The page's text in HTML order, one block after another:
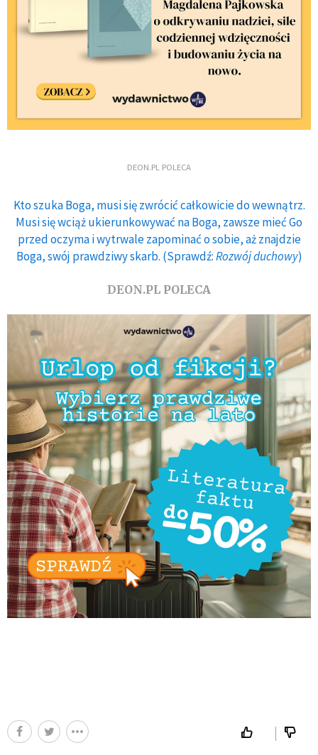
DEON.PL POLECA
Kto szuka Boga, musi się zwrócić całkowicie do wewnątrz.
Musi się wciąż ukierunkowywać na Boga, zawsze mieć Go
przed oczyma i wytrwale zapominać o sobie, aż znajdzie
Boga, swój prawdziwy skarb. (Sprawdź:Rozwój duchowy)
DEON.PL POLECA